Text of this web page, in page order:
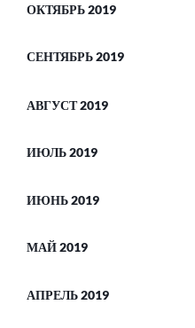
ОКТЯБРЬ 2019
СЕНТЯБРЬ 2019
АВГУСТ 2019
ИЮЛЬ 2019
ИЮНЬ 2019
МАЙ 2019
АПРЕЛЬ 2019